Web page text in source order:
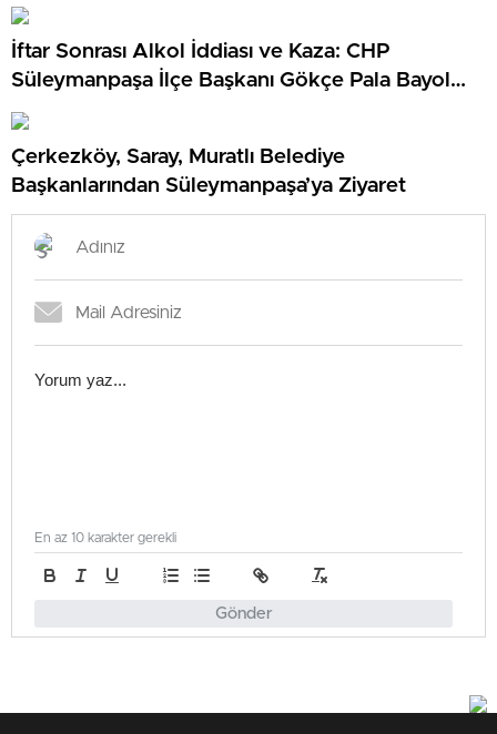
İftar Sonrası Alkol İddiası ve Kaza: CHP
Süleymanpaşa İlçe Başkanı Gökçe Pala Bayol
Gündemde
Çerkezköy, Saray, Muratlı Belediye
Başkanlarından Süleymanpaşa’ya Ziyaret
Gönder
En az 10 karakter gerekli